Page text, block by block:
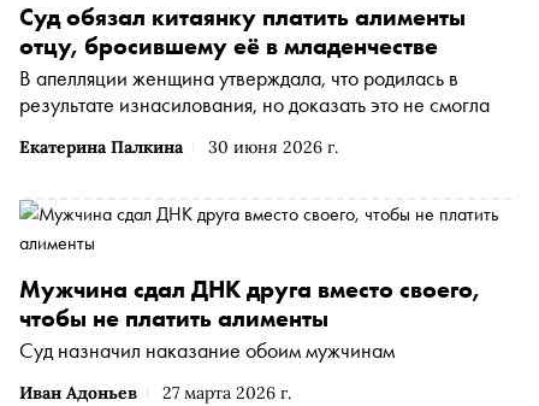
Екатерина Палкина 30 июня 2026 г.
Суд обязал китаянку платить алименты
отцу, бросившему её в младенчестве
В апелляции женщина утверждала, что родилась в
результате изнасилования, но доказать это не смогла
Иван Адоньев 27 марта 2026 г.
Мужчина сдал ДНК друга вместо своего,
чтобы не платить алименты
Суд назначил наказание обоим мужчинам